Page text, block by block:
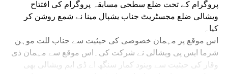
پروگرام کے تحت ضلع سطحی مسابقہ پروگرام کی افتتاح
ویشالی ضلع مجسٹریٹ جناب یشپال مینا نے شمع روشن کر
کیا۔
اس موقع پر مہمان خصوصی کی حیثیت سے جناب للت موہن
شرما ایس پی ویشالی نے شرکت کی۔اس موقع سے مہمان ذی
وقار کی حیثیت سے وینود کمار سنگھ اے ڈی ایم ویشالی بھی